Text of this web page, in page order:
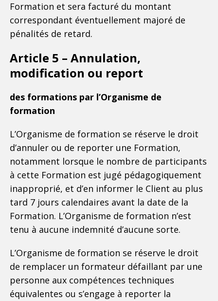
Formation et sera facturé du montant
correspondant éventuellement majoré de
pénalités de retard.
Article 5 – Annulation,
modification ou report
des formations par l’Organisme de
formation
L’Organisme de formation se réserve le droit
d’annuler ou de reporter une Formation,
notamment lorsque le nombre de participants
à cette Formation est jugé pédagogiquement
inapproprié, et d’en informer le Client au plus
tard 7 jours calendaires avant la date de la
Formation. L’Organisme de formation n’est
tenu à aucune indemnité d’aucune sorte.
L’Organisme de formation se réserve le droit
de remplacer un formateur défaillant par une
personne aux compétences techniques
équivalentes ou s’engage à reporter la